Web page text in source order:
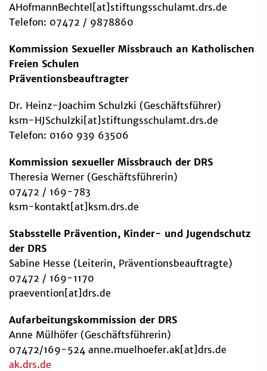
AHofmannBechtel[at]stiftungsschulamt.drs.de
Telefon: 07472 / 9878860
Kommission Sexueller Missbrauch an Katholischen
Freien Schulen
Präventionsbeauftragter
Dr. Heinz-Joachim Schulzki (Geschäftsführer)
ksm-HJSchulzki[at]stiftungsschulamt.drs.de
Telefon: 0160 939 63506
Kommission sexueller Missbrauch der DRS
Theresia Werner (Geschäftsführerin)
07472 / 169-783
ksm-kontakt[at]ksm.drs.de
Stabsstelle Prävention, Kinder- und Jugendschutz
der DRS
Sabine Hesse (Leiterin, Präventionsbeauftragte)
07472 / 169-1170
praevention[at]drs.de
Aufarbeitungskommission der DRS
Anne Mülhöfer (Geschäftsführerin)
07472/169-524 anne.muelhoefer.ak[at]drs.de
ak.drs.de